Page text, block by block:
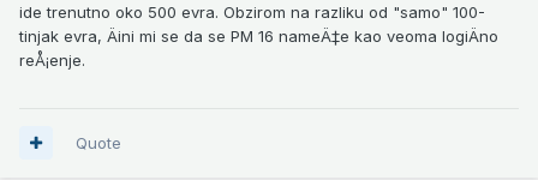
ide trenutno oko 500 evra. Obzirom na razliku od "samo" 100-
tinjak evra, Äini mi se da se PM 16 nameÄ‡e kao veoma logiÄno
reÅ¡enje.
Quote